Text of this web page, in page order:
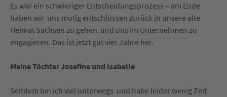
Es war ein schwieriger Entscheidungsprozess – am Ende
haben wir uns mutig entschlossen zurück in unsere alte
Heimat Sachsen zu gehen und uns im Unternehmen zu
engagieren. Das ist jetzt gut vier Jahre her.
Meine Töchter Josefine und Isabelle
Seitdem bin ich viel unterwegs und habe leider wenig Zeit